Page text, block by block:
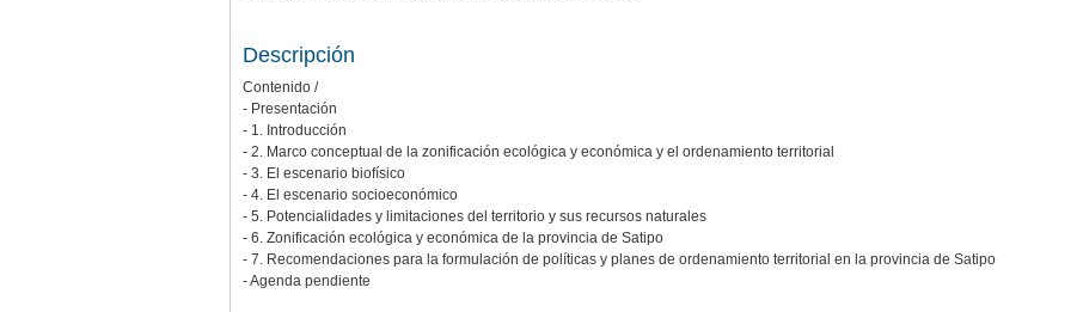
Descripción
Contenido /
- Presentación
- 1. Introducción
- 2. Marco conceptual de la zonificación ecológica y económica y el ordenamiento territorial
- 3. El escenario biofísico
- 4. El escenario socioeconómico
- 5. Potencialidades y limitaciones del territorio y sus recursos naturales
- 6. Zonificación ecológica y económica de la provincia de Satipo
- 7. Recomendaciones para la formulación de políticas y planes de ordenamiento territorial en la provincia de Satipo
- Agenda pendiente